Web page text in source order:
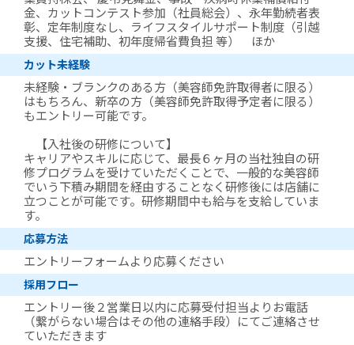
金、カットコンテスト参加（社員総会）、永年勤続者表
彰、定年制度なし、ライフスタイルサポート制度（引越
支援、住宅補助、初年度帰省費負担 等） ほか
カット未経験
未経験・ブランクのある方（美容師免許取得者に限る）
はもちろん、新卒の方（美容師免許取得予定者に限る）
もエントリー可能です。
【入社後の研修について】
キャリアやスキルに応じて、最長６ヶ月の当社独自の研
修プログラムを受けていただくことで、一般的な美容師
でいう下積み期間を経由することなく研修後には店舗に
立つことが可能です。研修期間中も給与を支給していま
す。
応募方法
エントリーフォームより応募ください
採用フロー
エントリー後２営業日以内に応募受付担当よりお電話
（繋がらない場合はその他の連絡手段）にてご連絡させ
ていただきます